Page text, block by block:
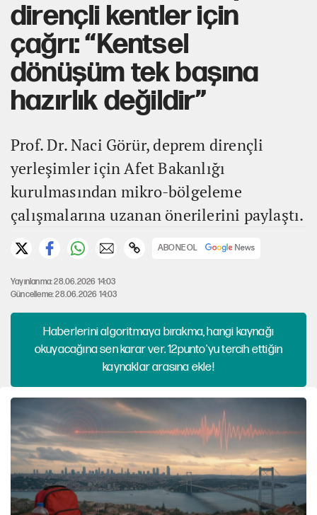
dirençli kentler için
çağrı: “Kentsel
dönüşüm tek başına
hazırlık değildir”
Prof. Dr. Naci Görür, deprem dirençli
yerleşimler için Afet Bakanlığı
kurulmasından mikro-bölgeleme
çalışmalarına uzanan önerilerini paylaştı.
ABONE OL
Yayınlanma: 28.06.2026 14:03
Güncelleme: 28.06.2026 14:03
Haberlerini algoritmaya bırakma, hangi kaynağı
okuyacağına sen karar ver. 12punto'yu tercih ettiğin
kaynaklar arasına ekle!